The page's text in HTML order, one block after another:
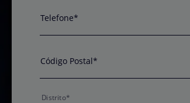
Telefone*
Código Postal*
Distrito*